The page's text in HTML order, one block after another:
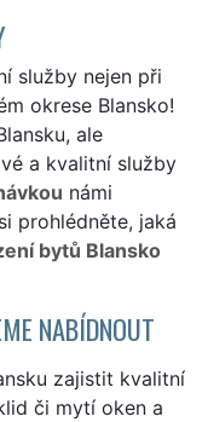
služby nejen při
okrese Blansko!
ale
a kvalitní služby
námi
prohlédněte, jaká
bytů Blansko
NABÍDNOUT
zajistit kvalitní
či mytí oken a